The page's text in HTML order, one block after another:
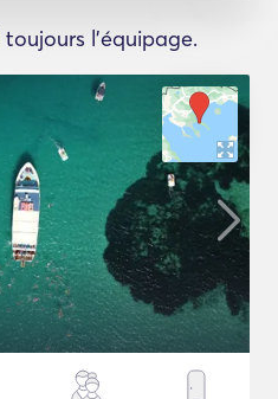
l'équipage.